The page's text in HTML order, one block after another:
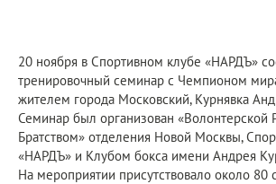
20 ноября в Спортивном клубе «НАРДЪ»
тренировочный семинар с Чемпионом
жителем города Московский, Курнявка
Семинар был организован «Волонтерской
Братством» отделения Новой Москвы,
«НАРДЪ» и Клубом бокса имени Андрея
На мероприятии присутствовало около 80